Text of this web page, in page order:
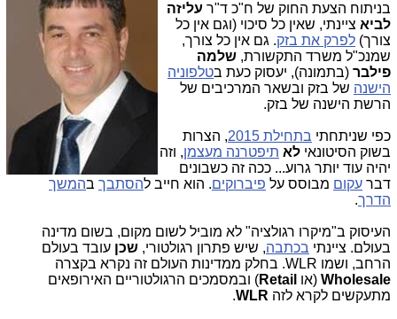
בניתוח הצעת החוק של ח"כ ד"ר עליזה
לביא ציינתי, שאין כל סיכוי (וגם אין כל
צורך) לפרק את בזק. גם אין כל צורך,
שמנכ"ל משרד התקשורת, שלמה
פילבר (בתמונה), יעסוק כעת בטלפוניה
הישנה של בזק ובשאר המרכיבים של
הרשת הישנה של בזק.
כפי שניתחתי בתחילת 2015
, הצרות
בשוק הסיטונאי לא תיפטרנה מעצמן, וזה
יהיה עוד יותר גרוע... ככה זה כשבונים
דבר עקום מבוסס על פיברוקים. הוא חייב להסתבך בהמשך
הדרך.
העיסוק ב"מיקרו רגולציה" לא מוביל לשום מקום, בשום מדינה
בעולם. ציינתי בכתבה, שיש פתרון רגולטורי, שכן עובד בעולם
הרחב, ושמו WLR. בחלק ממדינות העולם זה נקרא בקצרה
Wholesale (או Retail) ובמסמכים הרגולטוריים האירופאים
מתעקשים לקרא לזה WLR
.